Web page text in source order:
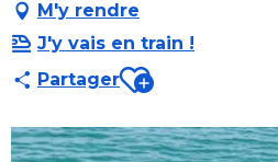
M'y rendre
J'y vais en train !
PartagerAjouter aux favoris